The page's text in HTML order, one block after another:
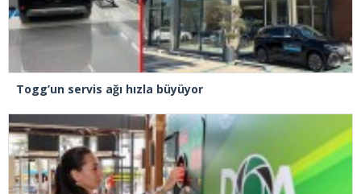
Togg’un servis ağı hızla büyüyor